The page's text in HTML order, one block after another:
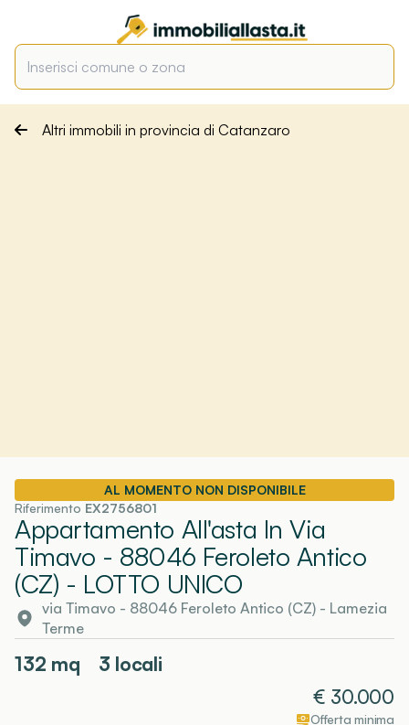
Altri immobili in provincia di Catanzaro
AL MOMENTO NON DISPONIBILE
Riferimento EX2756801
Appartamento All'asta In Via
Timavo - 88046 Feroleto Antico
(CZ) - LOTTO UNICO
via Timavo - 88046 Feroleto Antico (CZ)- Lamezia
Terme
132 mq
3 locali
€ 30.000
Offerta minima